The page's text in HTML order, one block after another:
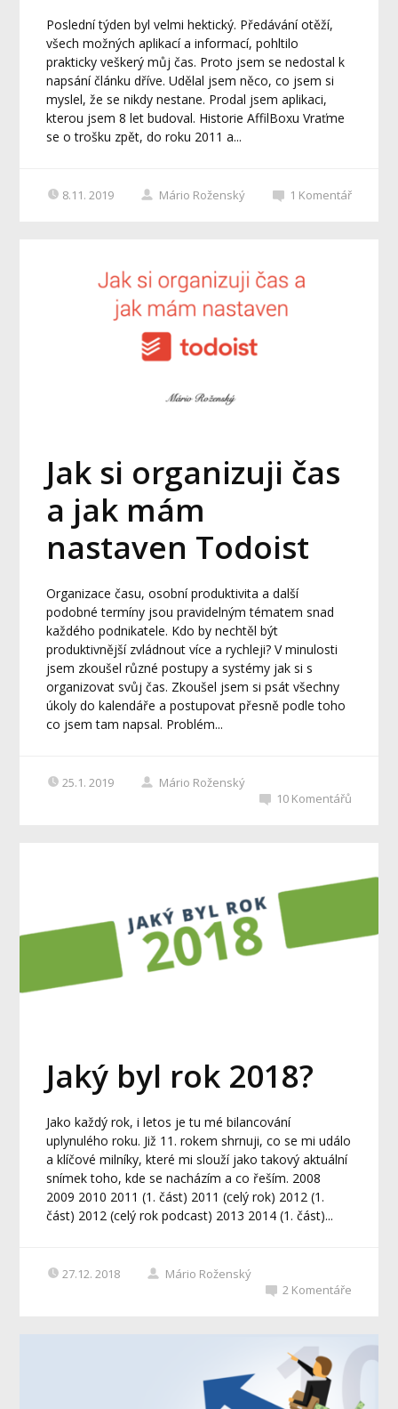
Poslední týden byl velmi hektický. Předávání otěží,
všech možných aplikací a informací, pohltilo
prakticky veškerý můj čas. Proto jsem se nedostal k
napsání článku dříve. Udělal jsem něco, co jsem si
myslel, že se nikdy nestane. Prodal jsem aplikaci,
kterou jsem 8 let budoval. Historie AffilBoxu Vraťme
se o trošku zpět, do roku 2011 a...
8.11. 2019 Mário Roženský 1 Komentář
Jak si organizuji čas
a jak mám
nastaven Todoist
Organizace času, osobní produktivita a další
podobné termíny jsou pravidelným tématem snad
každého podnikatele. Kdo by nechtěl být
produktivnější zvládnout více a rychleji? V minulosti
jsem zkoušel různé postupy a systémy jak si s
organizovat svůj čas. Zkoušel jsem si psát všechny
úkoly do kalendáře a postupovat přesně podle toho
co jsem tam napsal. Problém...
25.1. 2019
Mário Roženský
10 Komentářů
Jaký byl rok 2018?
Jako každý rok, i letos je tu mé bilancování
uplynulého roku. Již 11. rokem shrnuji, co se mi událo
a klíčové milníky, které mi slouží jako takový aktuální
snímek toho, kde se nacházím a co řeším. 2008
2009 2010 2011 (1. část) 2011 (celý rok) 2012 (1.
část) 2012 (celý rok podcast) 2013 2014 (1. část)...
27.12. 2018
Mário Roženský
2 Komentáře